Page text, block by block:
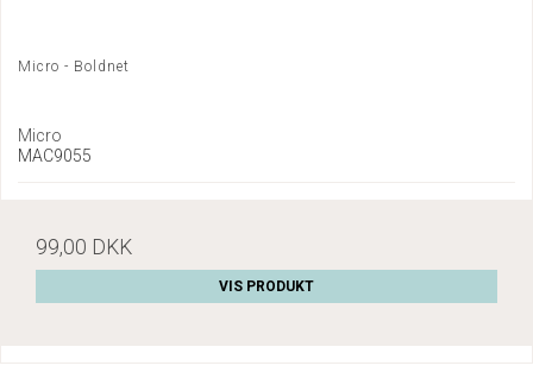
Micro - Boldnet
Micro
MAC9055
99,00 DKK
VIS PRODUKT